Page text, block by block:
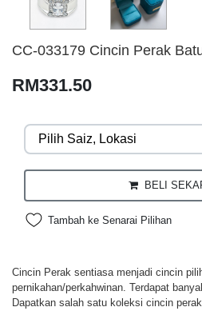
CC-033179 Cincin Perak
RM331.50
BELI
Tambah ke Senarai Pilihan
Cincin Perak sentiasa menjadi cincin
pernikahan/perkahwinan. Terdapat
Dapatkan salah satu koleksi cincin